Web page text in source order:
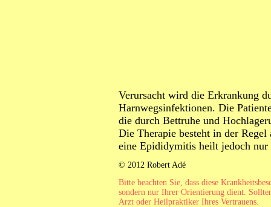
Verursacht wird die Erkrankung
Harnwegsinfektionen. Die
die durch Bettruhe und
Die Therapie besteht in der
eine Epididymitis heilt jedoch nur
© 2012 Robert Adé
Bitte beachten Sie, dass diese
sondern nur Ihrer Orientierung dient.
Arzt oder Heilpraktiker Ihres Vertrauens.